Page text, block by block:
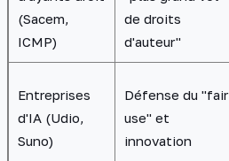
(Sacem,
ICMP)
de droits
d'auteur"
Entreprises
d'IA (Udio,
Suno)
Défense du "fair
use" et
innovation